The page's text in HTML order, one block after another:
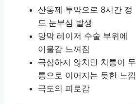
산동제 투약으로 8시간 정
도 눈부심 발생
망막 레이저 수술 부위에
이물감 느껴짐
극심하지 않치만 치통이 두
통으로 이어지는 듯한 느낌
극도의 피로감